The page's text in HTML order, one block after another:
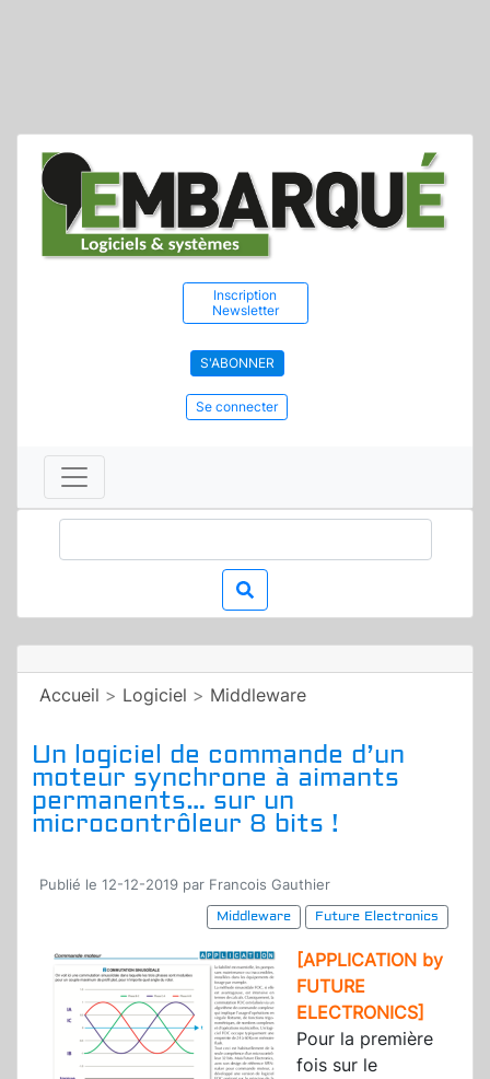
Inscription
Newsletter
S'ABONNER
Se connecter
Accueil > Logiciel > Middleware
Un logiciel de commande d’un
moteur synchrone à aimants
permanents… sur un
microcontrôleur 8 bits !
Publié le 12-12-2019 par Francois Gauthier
Middleware
Future Electronics
[APPLICATION by
FUTURE
ELECTRONICS]
Pour la première
fois sur le